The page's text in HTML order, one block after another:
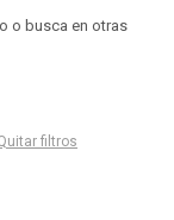
o busca en otras
filtros